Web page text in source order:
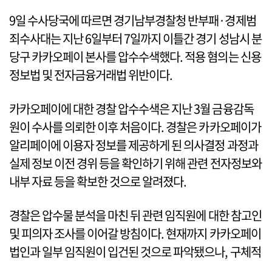
9일 수사당국에 따르면 경기남부경찰청 반부패·경제범
죄수사대는 지난 6일부터 7일까지 이틀간 경기 성남시 분
당구 카카오페이 본사를 압수수색했다. 적용 혐의는 신용
정보법 및 전자금융거래법 위반이다.
카카오페이에 대한 경찰 압수수색은 지난 3월 금융감독
원이 수사를 의뢰한 이후 처음이다. 경찰은 카카오페이가
알리페이에 이용자 정보를 제공하게 된 의사결정 과정과
실제 정보 이전 경위 등을 확인하기 위해 관련 전자정보와
내부 자료 등을 확보한 것으로 알려졌다.
경찰은 압수물 분석을 마친 뒤 관련 임직원에 대한 참고인
및 피의자 조사를 이어갈 방침이다. 현재까지 카카오페이
법인과 일부 임직원이 입건된 것으로 파악됐으나, 구체적